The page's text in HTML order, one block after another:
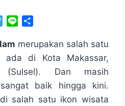
l
e
a
m
n
e
a
r
e
merupakan salah satu
ada di Kota Makassar,
(Sulsel). Dan masih
baik hingga kini.
salah satu ikon wisata